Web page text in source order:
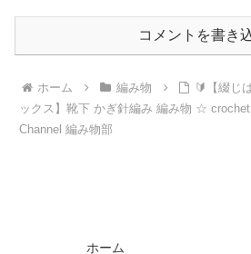
コメントを書き
ホーム 編み物
🔰【綴じ
ックス】靴下 かぎ針編み 編み物 ☆
Channel 編み物部
ホーム